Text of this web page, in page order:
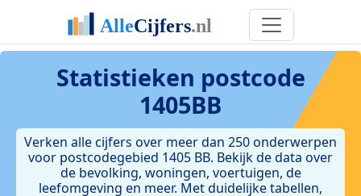
Statistieken postcode
1405BB
Verken alle cijfers over meer dan 250 onderwerpen
voor postcodegebied 1405 BB. Bekijk de data over
de bevolking, woningen, voertuigen, de
leefomgeving en meer. Met duidelijke tabellen,